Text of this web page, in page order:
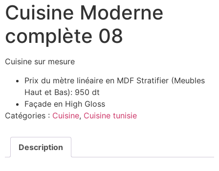
Cuisine Moderne
complète 08
Cuisine sur mesure
Prix du mètre linéaire en MDF Stratifier (Meubles
Haut et Bas): 950 dt
Façade en High Gloss
Catégories : Cuisine, Cuisine tunisie
Description